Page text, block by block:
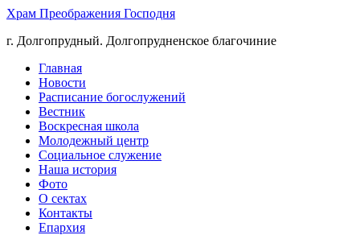
Храм Преображения Господня
г. Долгопрудный. Долгопрудненское благочиние
Главная
Новости
Расписание богослужений
Вестник
Воскресная школа
Молодежный центр
Социальное служение
Наша история
Фото
О сектах
Контакты
Епархия